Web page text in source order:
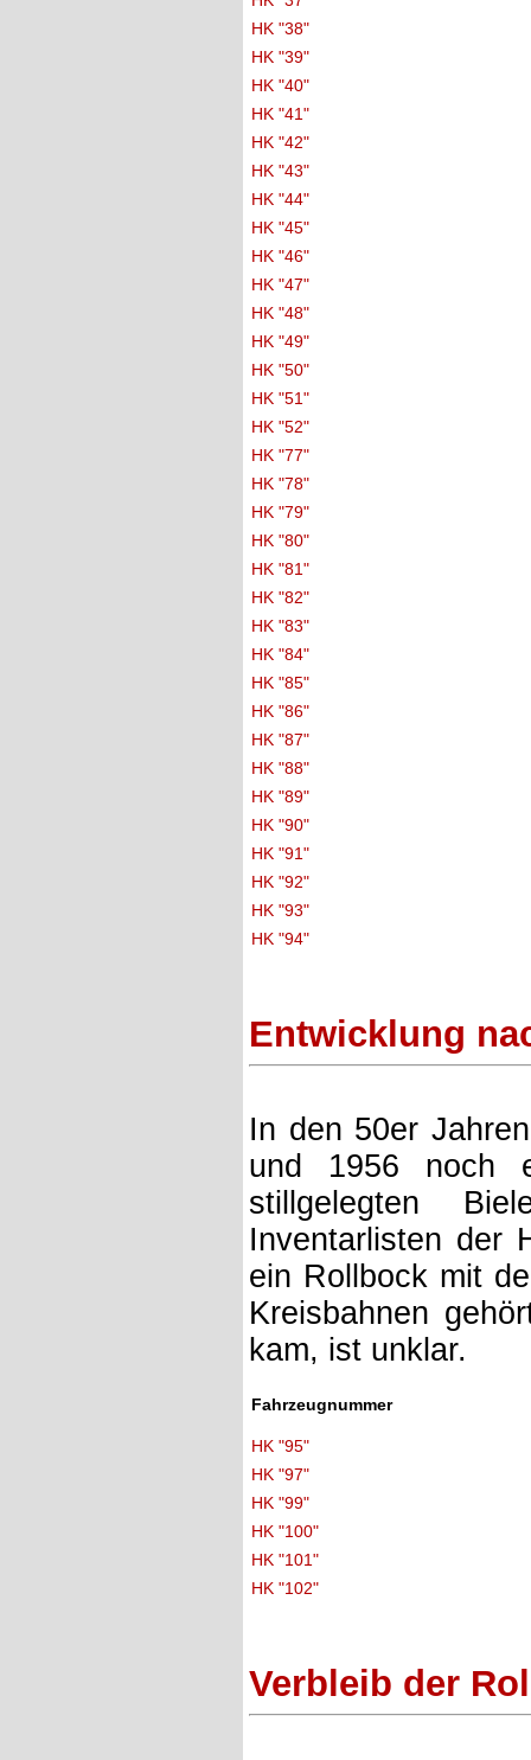
HK "38"
HK "39"
HK "40"
HK "41"
HK "42"
HK "43"
HK "44"
HK "45"
HK "46"
HK "47"
HK "48"
HK "49"
HK "50"
HK "51"
HK "52"
HK "77"
HK "78"
HK "79"
HK "80"
HK "81"
HK "82"
HK "83"
HK "84"
HK "85"
HK "86"
HK "87"
HK "88"
HK "89"
HK "90"
HK "91"
HK "92"
HK "93"
HK "94"
Entwicklung
In den 50er
und 1956 noch
stillgelegten
Inventarlisten der
ein Rollbock mit
Kreisbahnen
kam, ist unklar.
Fahrzeugnummer
HK "95"
HK "97"
HK "99"
HK "100"
HK "101"
HK "102"
Verbleib der